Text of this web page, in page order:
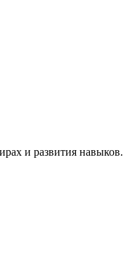
и развития навыков.